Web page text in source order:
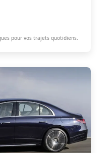
pour vos trajets quotidiens.